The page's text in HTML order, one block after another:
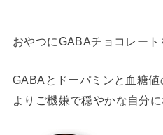
おやつにGABAチョコレー
GABAとドーパミンと血糖
よりご機嫌で穏やかな自分